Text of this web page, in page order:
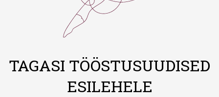
TAGASI TÖÖSTUSUUDISED
ESILEHELE